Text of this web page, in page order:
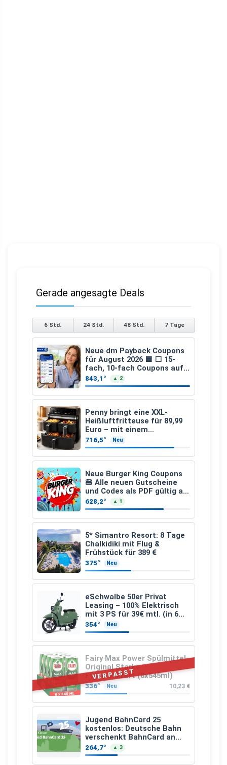
Gerade angesagte Deals
6 Std. 24 Std. 48 Std. 7 Tage
Neue dm Payback Coupons
für August 2026 🟦 ⬜ 15-
fach, 10-fach Coupons auf
den gesamten Einkauf ab 2
€
843,1° ▲ 2
Penny bringt eine XXL-
Heißluftfritteuse für 89,99
Euro – mit einem
besonderen Vorteil
716,5° Neu
Neue Burger King Coupons
🍔 Alle neuen Gutscheine
und Codes als PDF gültig ab
25.07.2026 bis 04.09.2026
628,2° ▲ 1
5* Simantro Resort: 8 Tage
Chalkidiki mit Flug &
Frühstück für 389 €
375° Neu
eSchwalbe 50er Privat
Leasing – 100% Elektrisch
mit 3 PS für 39€ mtl. (in 6
schicken Farben LF: 0.43, 36
Monate, Bereitstellung:
159,00 €, 2.500 km/Jahr)
354° Neu
VERPASST
Fairy Max Power Spülmittel
Original Starke
Fettlösekraft (8x545ml)
336° Neu 10,23 €
Jugend BahnCard 25
kostenlos: Deutsche Bahn
verschenkt BahnCard an
Kinder und Jugendliche
264,7° ▲ 3